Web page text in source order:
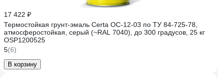
17 422 ₽
Термостойкая грунт-эмаль Certa ОС-12-03 по ТУ 84-725-78,
атмосферостойкая, серый (~RAL 7040), до 300 градусов, 25 кг
OSP1200525
5(6)
В корзину